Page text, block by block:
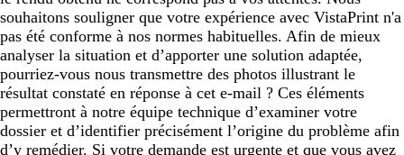
souhaitons souligner que votre expérience avec VistaPrint n'a
pas été conforme à nos normes habituelles. Afin de mieux
analyser la situation et d’apporter une solution adaptée,
pourriez-vous nous transmettre des photos illustrant le
résultat constaté en réponse à cet e-mail ? Ces éléments
permettront à notre équipe technique d’examiner votre
dossier et d’identifier précisément l’origine du problème afin
d’y remédier. Si votre demande est urgente et que vous avez